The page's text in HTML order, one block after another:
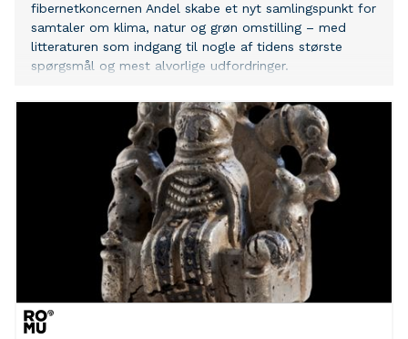
fibernetkoncernen Andel skabe et nyt samlingspunkt for
samtaler om klima, natur og grøn omstilling – med
litteraturen som indgang til nogle af tidens største
spørgsmål og mest alvorlige udfordringer.